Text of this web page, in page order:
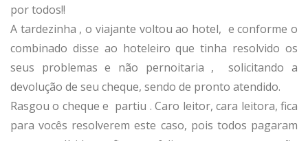
por todos!!
A tardezinha , o viajante voltou ao hotel, e conforme o
combinado disse ao hoteleiro que tinha resolvido os
seus problemas e não pernoitaria , solicitando a
devolução de seu cheque, sendo de pronto atendido.
Rasgou o cheque e partiu . Caro leitor, cara leitora, fica
para vocês resolverem este caso, pois todos pagaram